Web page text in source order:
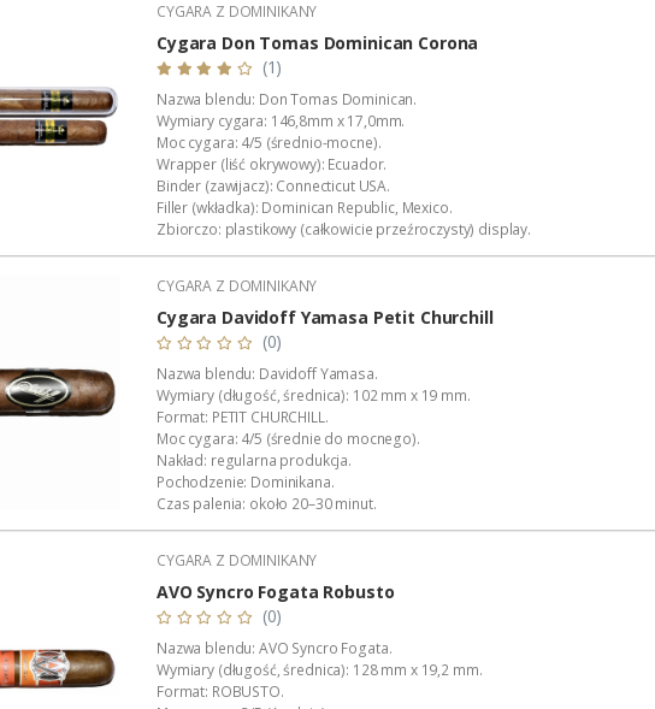
Opakowanie zbiorcze: pudełko firmowe (4 sztuki).
Podana wartość to: cena za jedno cygaro w foliowej koszulce.
CYGARA Z DOMINIKANY
Cygara Don Tomas Dominican Corona
(1)
Nazwa blendu: Don Tomas Dominican.
Wymiary cygara: 146,8mm x 17,0mm.
Moc cygara: 4/5 (średnio-mocne).
Wrapper (liść okrywowy): Ecuador.
Binder (zawijacz): Connecticut USA.
Filler (wkładka): Dominican Republic, Mexico.
Zbiorczo: plastikowy (całkowicie przeźroczysty) display.
Wykonanie: całkowicie ręczne.
Produkcja: stała.
Dystrybucja w Polsce: Akan Tobacco
Podana wartość to: cena za jedno...
CYGARA Z DOMINIKANY
Cygara Davidoff Yamasa Petit Churchill
(0)
Nazwa blendu: Davidoff Yamasa.
Wymiary (długość, średnica): 102 mm x 19 mm.
Format: PETIT CHURCHILL.
Moc cygara: 4/5 (średnie do mocnego).
Nakład: regularna produkcja.
Pochodzenie: Dominikana.
Czas palenia: około 20–30 minut.
Wykonanie: całkowicie ręczne.
Opakowanie zbiorcze: pudełko firmowe (4 sztuki).
Podana wartość to: cena za jedno cygaro w foliowej koszulce.
CYGARA Z DOMINIKANY
AVO Syncro Fogata Robusto
(0)
Nazwa blendu: AVO Syncro Fogata.
Wymiary (długość, średnica): 128 mm x 19,2 mm.
Format: ROBUSTO.